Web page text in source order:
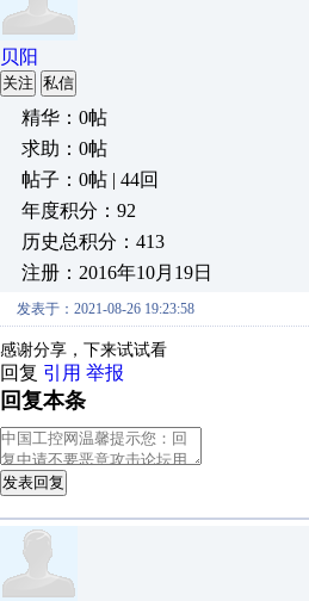
贝阳
关注 私信
精华：0帖
求助：0帖
帖子：0帖 | 44回
年度积分：92
历史总积分：413
注册：2016年10月19日
发表于：2021-08-26 19:23:58
感谢分享，下来试试看
回复 引用 举报
回复本条
发表回复